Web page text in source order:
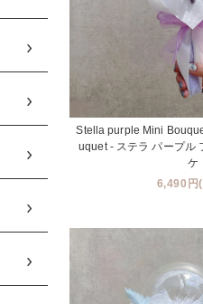
Stella purple Mini
uquet - ステラ パープル
ケ
6,490円